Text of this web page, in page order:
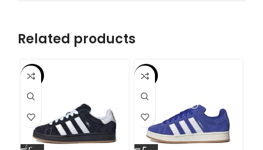
Related products
-55% -55%